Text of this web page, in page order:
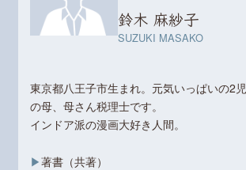
鈴木 麻紗子
SUZUKI MASAKO
東京都八王子市生まれ。元気いっぱいの2児
の母、母さん税理士です。
インドア派の漫画大好き人間。
▶︎著書（共著）